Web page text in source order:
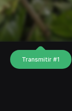
Transmitir #1